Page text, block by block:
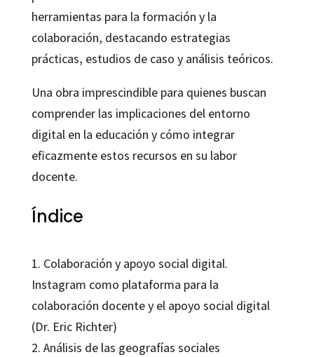
herramientas para la formación y la
colaboración, destacando estrategias
prácticas, estudios de caso y análisis teóricos.
Una obra imprescindible para quienes buscan
comprender las implicaciones del entorno
digital en la educación y cómo integrar
eficazmente estos recursos en su labor
docente.
Índice
1. Colaboración y apoyo social digital.
Instagram como plataforma para la
colaboración docente y el apoyo social digital
(Dr. Eric Richter)
2. Análisis de las geografías sociales